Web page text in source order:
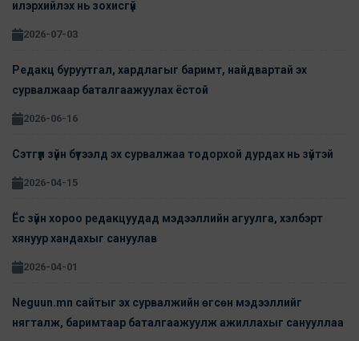
илэрхийлэх нь зохисгүй
2026-07-03
Редакц буруутгал, хардлагыг баримт, найдвартай эх
сурвалжаар баталгаажуулах ёстой
2026-06-16
Сэтгүүл зүйн бүтээлд эх сурвалжаа тодорхой дурдах нь зүйтэй
2026-04-15
Ёс зүйн хороо редакцуудад мэдээллийн агуулга, хэлбэрт
хянуур хандахыг сануулав
2026-04-01
Neguun.mn сайтыг эх сурвалжийн өгсөн мэдээллийг
нягталж, баримтаар баталгаажуулж ажиллахыг санууллаа